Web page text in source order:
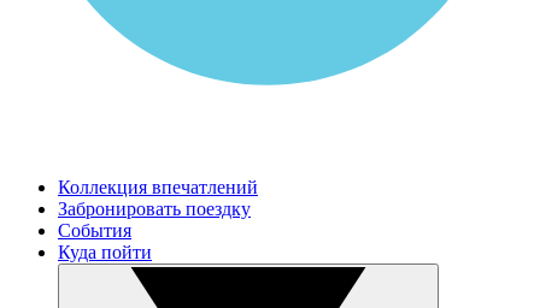
Коллекция впечатлений
Забронировать поездку
События
Куда пойти